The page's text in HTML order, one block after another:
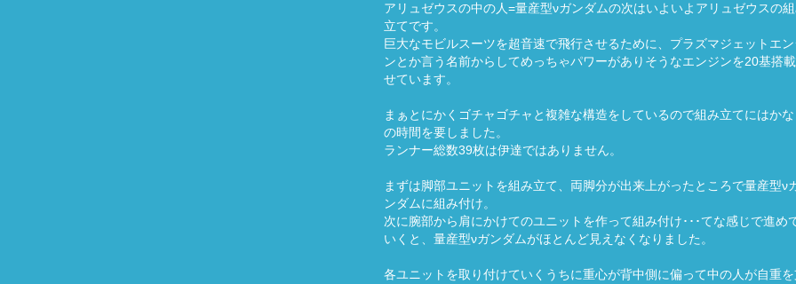
アリュゼウスの中の人=量産型νガンダムの次はいよいよアリュゼウスの
立てです。
巨大なモビルスーツを超音速で飛行させるために、プラズマジェットエン
ンとか言う名前からしてめっちゃパワーがありそうなエンジンを20基搭載
せています。
まぁとにかくゴチャゴチャと複雑な構造をしているので組み立てにはかな
の時間を要しました。
ランナー総数39枚は伊達ではありません。
まずは脚部ユニットを組み立て、両脚分が出来上がったところで量産型ν
ンダムに組み付け。
次に腕部から肩にかけてのユニットを作って組み付け･･･てな感じで進め
いくと、量産型νガンダムがほとんど見えなくなりました。
各ユニットを取り付けていくうちに重心が背中側に偏って中の人が自重を